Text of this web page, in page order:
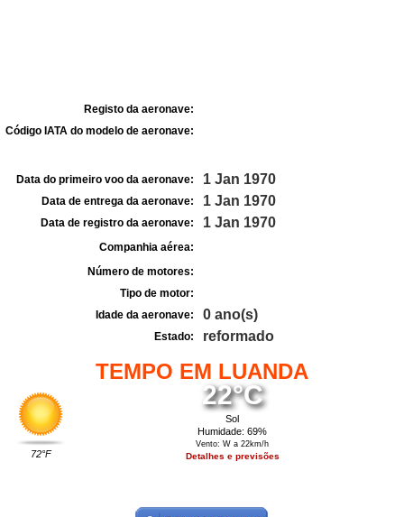
Registo da aeronave:
Código IATA do modelo de aeronave:
Data do primeiro voo da aeronave: 1 Jan 1970
Data de entrega da aeronave: 1 Jan 1970
Data de registro da aeronave: 1 Jan 1970
Companhia aérea:
Número de motores:
Tipo de motor:
Idade da aeronave:
0 ano(s)
Estado: reformado
TEMPO EM LUANDA
72°F
22°C
Sol
Humidade: 69%
Vento: W a 22km/h
Detalhes e previsões